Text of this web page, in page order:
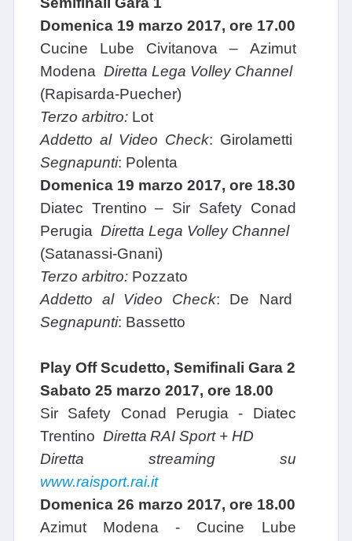
Domenica 19 marzo 2017, ore 17.00
Cucine Lube Civitanova – Azimut
Modena Diretta Lega Volley Channel
(Rapisarda-Puecher)
Terzo arbitro: Lot
Addetto al Video Check: Girolametti
Segnapunti: Polenta
Domenica 19 marzo 2017, ore 18.30
Diatec Trentino – Sir Safety Conad
Perugia Diretta Lega Volley Channel
(Satanassi-Gnani)
Terzo arbitro: Pozzato
Addetto al Video Check: De Nard
Segnapunti: Bassetto
Play Off Scudetto, Semifinali Gara 2
Sabato 25 marzo 2017, ore 18.00
Sir Safety Conad Perugia - Diatec
Trentino Diretta RAI Sport + HD
Diretta streaming su
www.raisport.rai.it
Domenica 26 marzo 2017, ore 18.00
Azimut Modena - Cucine Lube